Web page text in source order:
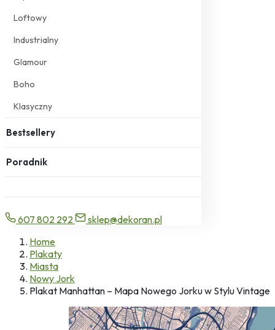
Loftowy
Industrialny
Glamour
Boho
Klasyczny
Bestsellery
Poradnik
607 802 292
sklep@dekoran.pl
Home
Plakaty
Miasta
Nowy Jork
Plakat Manhattan – Mapa Nowego Jorku w Stylu Vintage